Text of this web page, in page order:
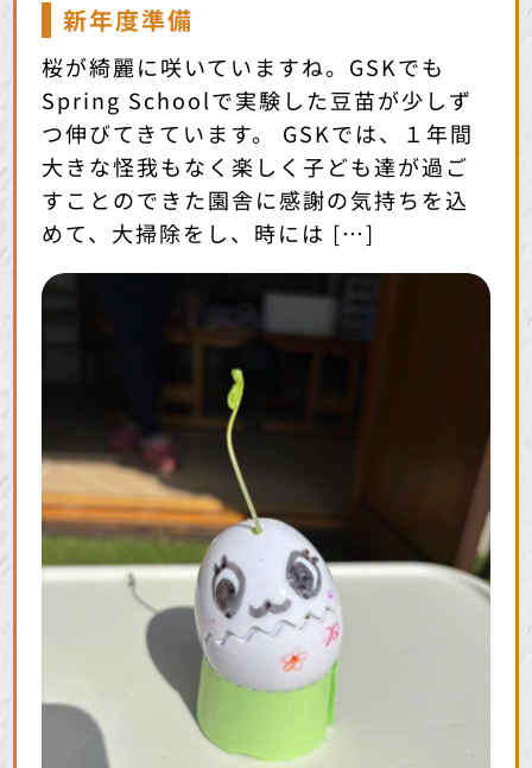
新年度準備
桜が綺麗に咲いていますね。GSKでも
Spring Schoolで実験した豆苗が少しず
つ伸びてきています。 GSKでは、１年間
大きな怪我もなく楽しく子ども達が過ご
すことのできた園舎に感謝の気持ちを込
めて、大掃除をし、時には […]